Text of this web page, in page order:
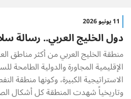
11 يونيو 2026
دول الخليج العربي.. رسالة
منطقة الخليج العربي من أكثر مناطق
الإقليمية المجاورة والدولية الطامحة
الاستراتيجية الكبيرة، وكونها منطقة
وتاريخياً شهدت المنطقة كل أشكال